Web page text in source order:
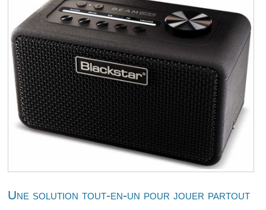
Une solution tout-en-un pour jouer partout